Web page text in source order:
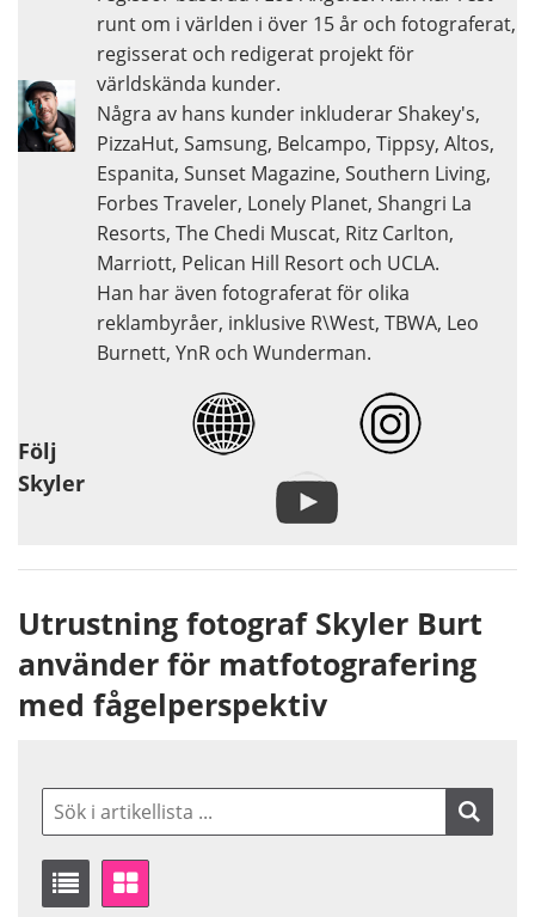
runt om i världen i över 15 år och fotograferat,
regisserat och redigerat projekt för
världskända kunder.
Några av hans kunder inkluderar Shakey's,
PizzaHut, Samsung, Belcampo, Tippsy, Altos,
Espanita, Sunset Magazine, Southern Living,
Forbes Traveler, Lonely Planet, Shangri La
Resorts, The Chedi Muscat, Ritz Carlton,
Marriott, Pelican Hill Resort och UCLA.
Han har även fotograferat för olika
reklambyråer, inklusive R\West, TBWA, Leo
Burnett, YnR och Wunderman.
Följ
Skyler
Utrustning fotograf Skyler Burt
använder för matfotografering
med fågelperspektiv